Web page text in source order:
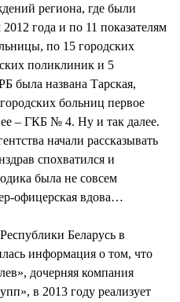
региона, где были
года и по 11 показателям
по 15 городских
поликлиник и 5
была названа Тарская,
больниц первое
– ГКБ № 4. Ну и так далее.
начали рассказывать
спохватился и
была не совсем
офицерская вдова…
Беларусь в
информация о том, что
дочерняя компания
в 2013 году реализует